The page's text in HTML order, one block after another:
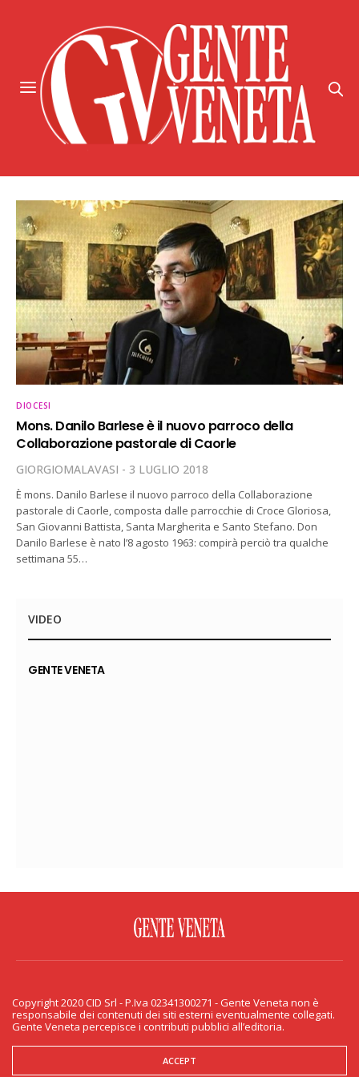
DIOCESI
Mons. Danilo Barlese è il nuovo parroco della
Collaborazione pastorale di Caorle
GIORGIOMALAVASI 3 LUGLIO 2018
È mons. Danilo Barlese il nuovo parroco della Collaborazione
pastorale di Caorle, composta dalle parrocchie di Croce Gloriosa,
San Giovanni Battista, Santa Margherita e Santo Stefano. Don
Danilo Barlese è nato l’8 agosto 1963: compirà perciò tra qualche
settimana 55…
VIDEO
GENTE VENETA
PRIVACY & COOKIE
Copyright 2020 CID Srl - P.Iva 02341300271 - Gente Veneta non è responsabile
dei contenuti dei siti esterni eventualmente collegati. Gente Veneta percepisce
i contributi pubblici all’editoria.
Copyright 2020 CID Srl - P.Iva 02341300271 - Gente Veneta non è
responsabile dei contenuti dei siti esterni eventualmente collegati.
Gente Veneta percepisce i contributi pubblici all’editoria.
ACCEPT